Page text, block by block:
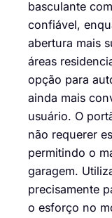
basculante
confiável,
abertura mais
áreas
opção para
ainda mais
usuário. O
não requerer
permitindo o
garagem.
precisamente
o esforço no